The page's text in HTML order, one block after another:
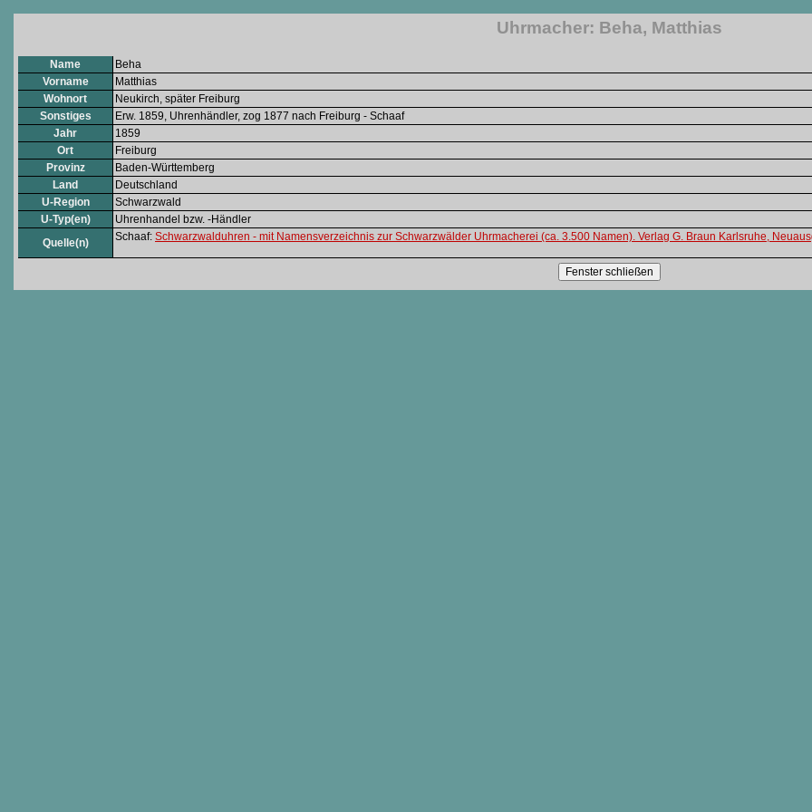
Uhrmacher: Beha, Matthias
Name
Beha
Vorname
Matthias
Wohnort
Neukirch, später Freiburg
Sonstiges
Erw. 1859, Uhrenhändler, zog 1877 nach Freiburg - Schaaf
Jahr
1859
Ort
Freiburg
Provinz
Baden-Württemberg
Land
Deutschland
U-Region
Schwarzwald
U-Typ(en)
Uhrenhandel bzw. -Händler
Quelle(n)
Schaaf: Schwarzwalduhren - mit Namensverzeichnis zur Schwarzwälder Uhrmacherei (ca. 3.500 Namen). Verlag G. Braun Karlsruhe,